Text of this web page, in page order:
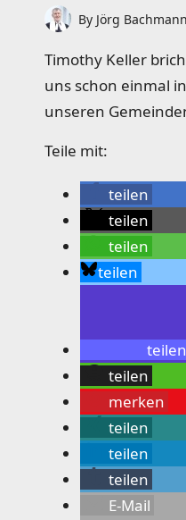
u
c
h
v
o
n
P
a
e
Posted
by
By Jörg Bachmann
Timothy Keller
uns schon einmal
unseren
Teile mit:
teilen
teilen
teilen
teilen
teilen
teilen
merken
teilen
teilen
teilen
E-Mail